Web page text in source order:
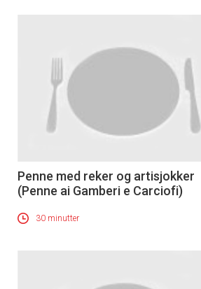
Penne med reker og artisjokker
(Penne ai Gamberi e Carciofi)
30 minutter